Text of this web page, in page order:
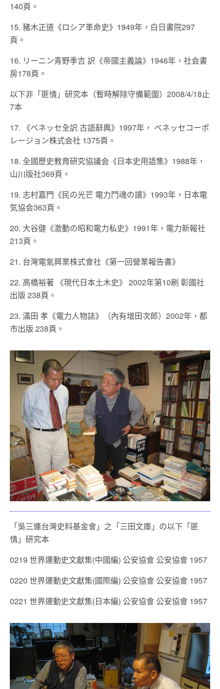
140頁。
15. 豬木正道《ロシア革命史》1949年，白日書院297
頁。
16. リーニン青野季吉 訳《帝國主義論》1946年，社会書
房178頁。
以下非「匪情」研究本（暫時解除守備範圍）2008/4/18止
7本
17. 《べネッセ全訳 古語辭典》1997年， べネッセコーポ
レージョン株式会社 1375頁。
18. 全國歷史教育研究協議会《日本史用語集》1988年，
山川版社369頁。
19. 志村嘉門《民の光芒 電力鬥魂の譜》1993年，日本電
気協会363頁。
20. 大谷健《激動の昭和電力私史》1991年，電力新報社
213頁。
21. 台灣電氣興業株式會社《第一回營業報告書》
22. 高橋裕著 《現代日本土木史》 2002年第10刷 彰國社
出版 238頁。
23. 滿田 孝《電力人物誌》（內有增田次郎）2002年，都
市出版 238頁。
「吳三連台灣史料基金會」之「三田文庫」の以下「匪
情」研究本
0219 世界運動史文獻集(中國編) 公安協會 公安協會 1957
0220 世界運動史文獻集(國際編) 公安協會 公安協會 1957
0221 世界運動史文獻集(日本編) 公安協會 公安協會 1957